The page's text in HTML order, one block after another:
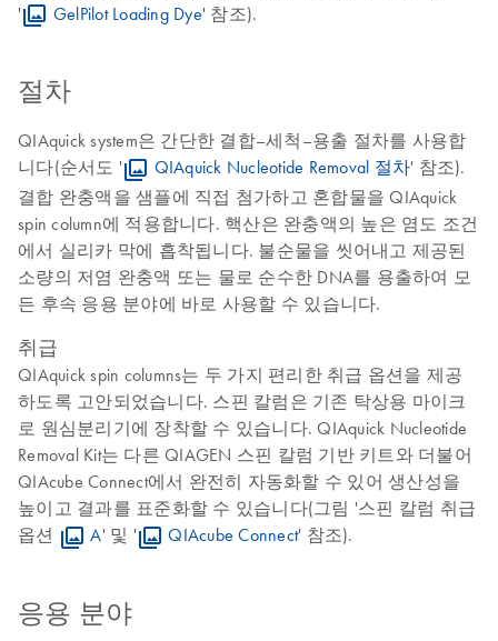
'
GelPilot Loading Dye' 참조).
절차
QIAquick system은 간단한 결합–세척–용출 절차를 사용합
니다(순서도 '
QIAquick Nucleotide Removal 절차' 참조).
결합 완충액을 샘플에 직접 첨가하고 혼합물을 QIAquick
spin column에 적용합니다. 핵산은 완충액의 높은 염도 조건
에서 실리카 막에 흡착됩니다. 불순물을 씻어내고 제공된
소량의 저염 완충액 또는 물로 순수한 DNA를 용출하여 모
든 후속 응용 분야에 바로 사용할 수 있습니다.
취급
QIAquick spin columns는 두 가지 편리한 취급 옵션을 제공
하도록 고안되었습니다. 스핀 칼럼은 기존 탁상용 마이크
로 원심분리기에 장착할 수 있습니다. QIAquick Nucleotide
Removal Kit는 다른 QIAGEN 스핀 칼럼 기반 키트와 더불어
QIAcube Connect에서 완전히 자동화할 수 있어 생산성을
높이고 결과를 표준화할 수 있습니다(그림 '스핀 칼럼 취급
옵션
A' 및 ' QIAcube Connect' 참조).
응용 분야